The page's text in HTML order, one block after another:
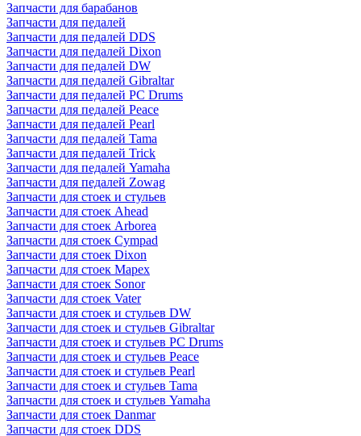
Запчасти для барабанов
Запчасти для педалей
Запчасти для педалей DDS
Запчасти для педалей Dixon
Запчасти для педалей DW
Запчасти для педалей Gibraltar
Запчасти для педалей PC Drums
Запчасти для педалей Peace
Запчасти для педалей Pearl
Запчасти для педалей Tama
Запчасти для педалей Trick
Запчасти для педалей Yamaha
Запчасти для педалей Zowag
Запчасти для стоек и стульев
Запчасти для стоек Ahead
Запчасти для стоек Arborea
Запчасти для стоек Cympad
Запчасти для стоек Dixon
Запчасти для стоек Mapex
Запчасти для стоек Sonor
Запчасти для стоек Vater
Запчасти для стоек и стульев DW
Запчасти для стоек и стульев Gibraltar
Запчасти для стоек и стульев PC Drums
Запчасти для стоек и стульев Peace
Запчасти для стоек и стульев Pearl
Запчасти для стоек и стульев Tama
Запчасти для стоек и стульев Yamaha
Запчасти для стоек Danmar
Запчасти для стоек DDS